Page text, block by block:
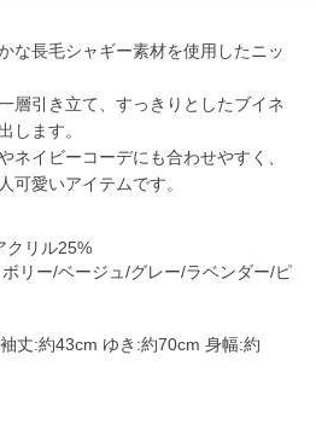
な長毛シャギー素材を使用したニッ
層引き立て、すっきりとしたブイネ
します。
ネイビーコーデにも合わせやすく、
可愛いアイテムです。
クリル25%
リー/ベージュ/グレー/ラベンダー/ピ
丈:約43cm ゆき:約70cm 身幅:約